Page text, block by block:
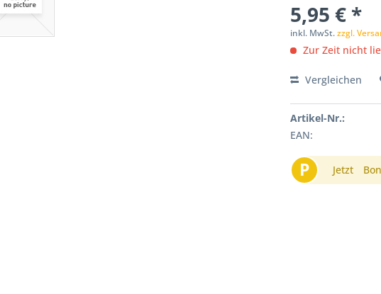
5,95 € *
inkl. MwSt.zzgl.
Zur Zeit nicht
Vergleichen
Artikel-Nr.:
EAN:
P Jetzt